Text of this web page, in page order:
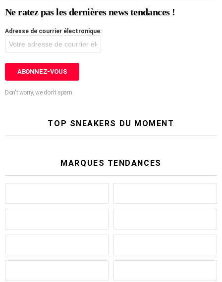
Ne ratez pas les dernières news tendances !
Adresse de courrier électronique:
Don't worry, we don't spam
TOP SNEAKERS DU MOMENT
MARQUES TENDANCES